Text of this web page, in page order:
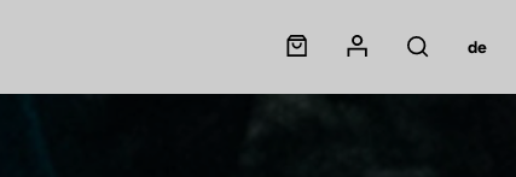
Panier
Mon compte
Rechercher
de